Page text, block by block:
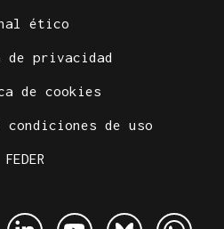
ético
privacidad
de cookies
de uso
FEDER